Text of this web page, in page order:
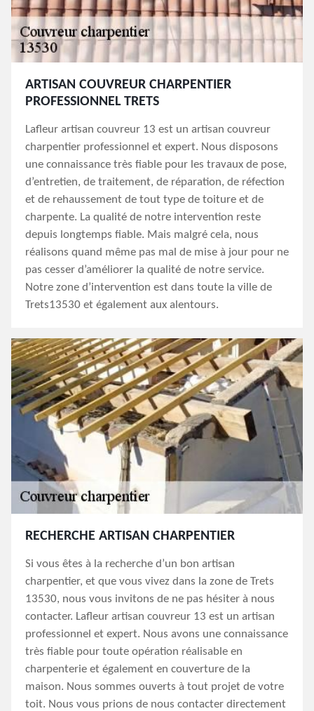
ARTISAN COUVREUR CHARPENTIER
PROFESSIONNEL TRETS
Lafleur artisan couvreur 13 est un artisan couvreur
charpentier professionnel et expert. Nous disposons
une connaissance très fiable pour les travaux de pose,
d’entretien, de traitement, de réparation, de réfection
et de rehaussement de tout type de toiture et de
charpente. La qualité de notre intervention reste
depuis longtemps fiable. Mais malgré cela, nous
réalisons quand même pas mal de mise à jour pour ne
pas cesser d’améliorer la qualité de notre service.
Notre zone d’intervention est dans toute la ville de
Trets13530 et également aux alentours.
RECHERCHE ARTISAN CHARPENTIER
Si vous êtes à la recherche d’un bon artisan
charpentier, et que vous vivez dans la zone de Trets
13530, nous vous invitons de ne pas hésiter à nous
contacter. Lafleur artisan couvreur 13 est un artisan
professionnel et expert. Nous avons une connaissance
très fiable pour toute opération réalisable en
charpenterie et également en couverture de la
maison. Nous sommes ouverts à tout projet de votre
toit. Nous vous prions de nous contacter directement